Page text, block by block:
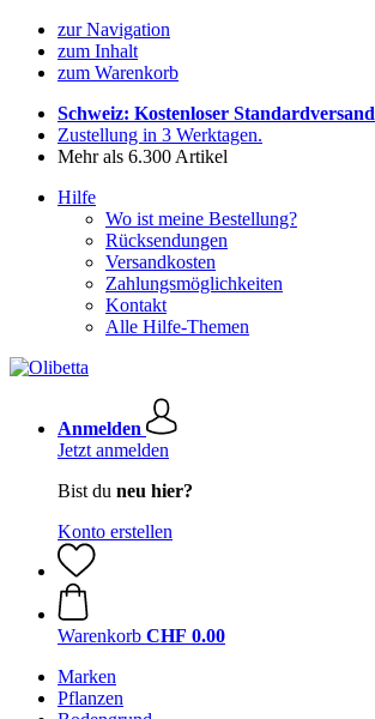
zur Navigation
zum Inhalt
zum Warenkorb
Schweiz: Kostenloser Standardversand
Zustellung in 3 Werktagen.
Mehr als 6.300 Artikel
Hilfe
Wo ist meine Bestellung?
Rücksendungen
Versandkosten
Zahlungsmöglichkeiten
Kontakt
Alle Hilfe-Themen
Anmelden
Jetzt anmelden
Bist du neu hier?
Konto erstellen
Warenkorb CHF 0.00
Marken
Pflanzen